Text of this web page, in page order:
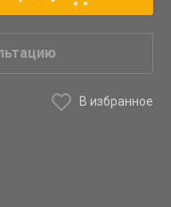
В избранное